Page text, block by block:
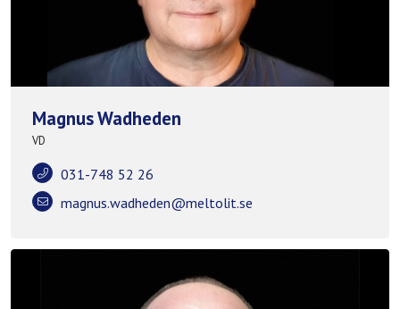
Magnus Wadheden
VD
031-748 52 26
magnus.wadheden@meltolit.se